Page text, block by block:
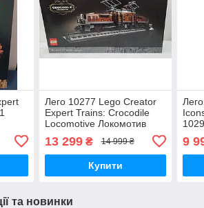
Лего 10277 Lego Creator
Expert Trains: Crocodile
Locomotive Локомотив
13 299₴ 14 999 ₴
Купити
9
та новинки